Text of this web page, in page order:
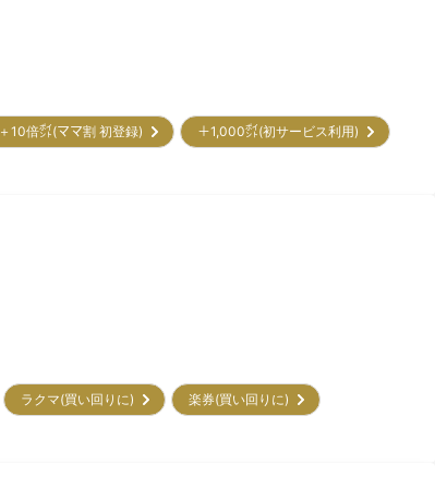
＋10倍㌽(ママ割 初登録)
＋1,000㌽(初サービス利用)
ラクマ(買い回りに)
楽券(買い回りに)